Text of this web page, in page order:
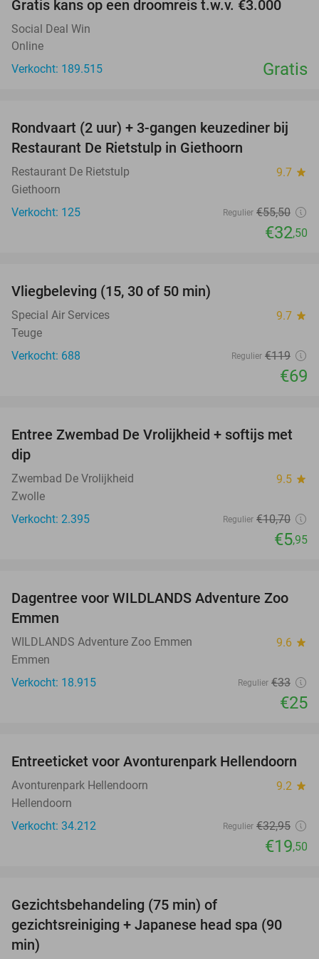
Gratis kans op een droomreis t.w.v. €3.000
Social Deal Win
Online
Verkocht: 189.515
Gratis
41%
Rondvaart (2 uur) + 3-gangen keuzediner bij
Restaurant De Rietstulp in Giethoorn
Restaurant De Rietstulp 9.7 star
Giethoorn
Verkocht: 125
Regulier €55,50
€32,50
Vliegbeleving (15, 30 of 50 min)
Special Air Services 9.7 star
Teuge
Verkocht: 688
Regulier €119
€69
44%
Entree Zwembad De Vrolijkheid + softijs met
dip
Zwembad De Vrolijkheid 9.5 star
Zwolle
Verkocht: 2.395
Regulier €10,70
€5,95
24%
Dagentree voor WILDLANDS Adventure Zoo
Emmen
WILDLANDS Adventure Zoo Emmen 9.6 star
Emmen
Verkocht: 18.915
Regulier €33
€25
41%
Entreeticket voor Avonturenpark Hellendoorn
Avonturenpark Hellendoorn 9.2 star
Hellendoorn
Verkocht: 34.212
Regulier €32,95
€19,50
Gezichtsbehandeling (75 min) of
gezichtsreiniging + Japanese head spa (90
min)